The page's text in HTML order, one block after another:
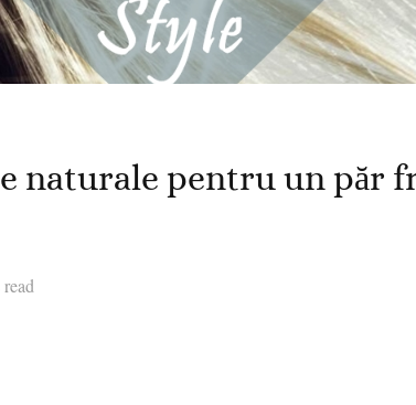
naturale pentru un păr